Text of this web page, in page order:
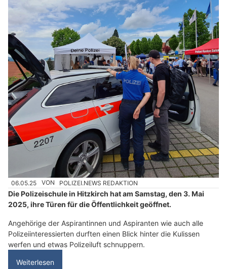
06.05.25 VON POLIZEI.NEWS REDAKTION
Die Polizeischule in Hitzkirch hat am Samstag, den 3. Mai
2025, ihre Türen für die Öffentlichkeit geöffnet.
Angehörige der Aspirantinnen und Aspiranten wie auch alle
Polizeiinteressierten durften einen Blick hinter die Kulissen
werfen und etwas Polizeiluft schnuppern.
Weiterlesen